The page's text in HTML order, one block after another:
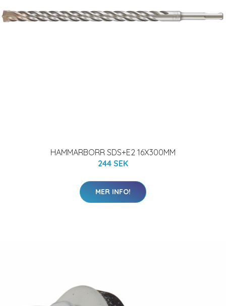
HAMMARBORR SDS+E2 16X300MM
244 SEK
MER INFO!